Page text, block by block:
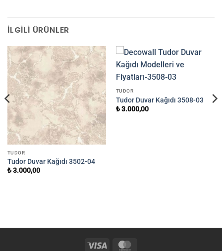
İLGILI ÜRÜNLER
TUDOR
Tudor Duvar Kağıdı 3502-04
₺3.000,00
TUDOR
Tudor Duvar Kağıdı 3508-03
₺3.000,00
Visa